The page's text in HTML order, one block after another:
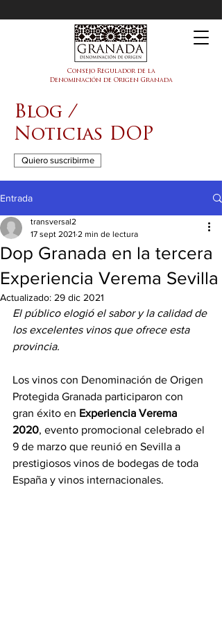
Consejo Regulador de la
Denominación de Origen Granada
Blog /
Noticias DOP
Quiero suscribirme
Entrada
Dop Granada en la tercera
Experiencia Verema Sevilla
transversal2
17 sept 2021 2 min de lectura
Actualizado: 29 dic 2021
El público elogió el sabor y la calidad de
los excelentes vinos que ofrece esta
provincia.
Los vinos con Denominación de Origen
Protegida Granada participaron con
gran éxito en Experiencia Verema
2020, evento promocional celebrado el
9 de marzo que reunió en Sevilla a
prestigiosos vinos de bodegas de toda
España y vinos internacionales.